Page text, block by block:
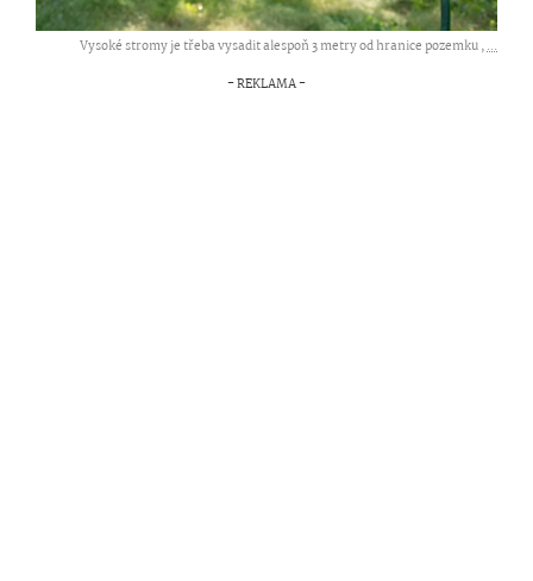
Vysoké stromy je třeba vysadit alespoň 3 metry od hranice pozemku ,...